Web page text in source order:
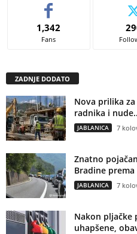
1,342
Fans
ZADNJE DODATO
Nova prilika za
radnika i
JABLANICA 7
Znatno
Bradine
JABLANICA 7
Nakon pljačke
uhapšene,